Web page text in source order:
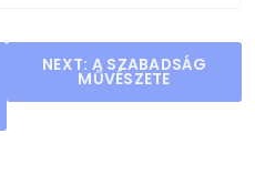
NEXT: A SZABADSÁG
MŰVÉSZETE